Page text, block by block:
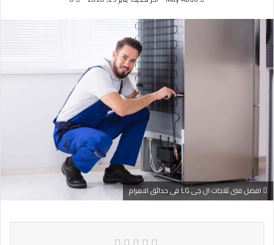
افضل فنى ثلاجات ال جى LG فى حدائق الاهرام